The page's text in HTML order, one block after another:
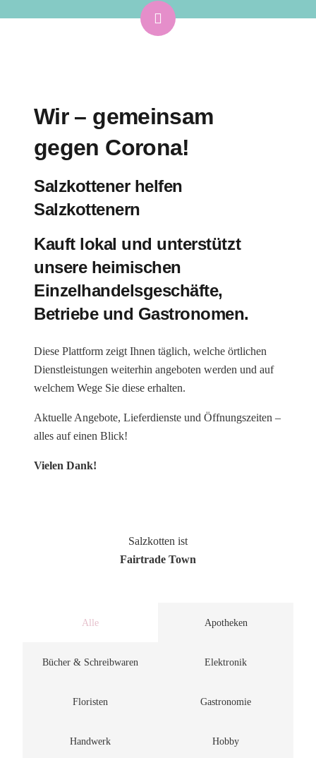
Wir – gemeinsam
gegen Corona!
Salzkottener helfen
Salzkottenern
Kauft lokal und unterstützt
unsere heimischen
Einzelhandelsgeschäfte,
Betriebe und Gastronomen.
Diese Plattform zeigt Ihnen täglich, welche örtlichen
Dienstleistungen weiterhin angeboten werden und auf
welchem Wege Sie diese erhalten.
Aktuelle Angebote, Lieferdienste und Öffnungszeiten –
alles auf einen Blick!
Vielen Dank!
Salzkotten ist
Fairtrade Town
Alle Apotheken
Bücher & Schreibwaren Elektronik
Floristen Gastronomie
Handwerk Hobby